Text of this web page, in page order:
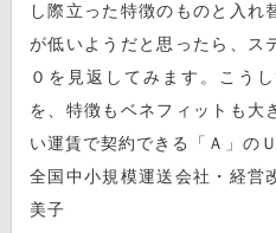
し際立った特徴のものと入れ
が低いようだと思ったら、ス
０を見返してみます。こう
を、特徴もベネフィットも大
い運賃で契約できる「Ａ」の
全国中小規模運送会社・経
美子